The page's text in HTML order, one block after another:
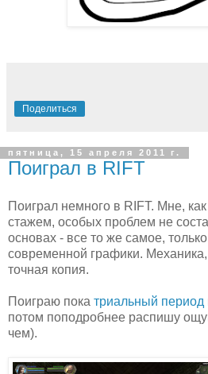
Поделиться
пятница, 15 апреля 2011 г.
Поиграл в RIFT
Поиграл немного в RIFT. Мне,
стажем, особых проблем не
основах - все то же самое,
современной графики.
точная копия.
Поиграю пока триальный период
потом поподробнее распишу
чем).